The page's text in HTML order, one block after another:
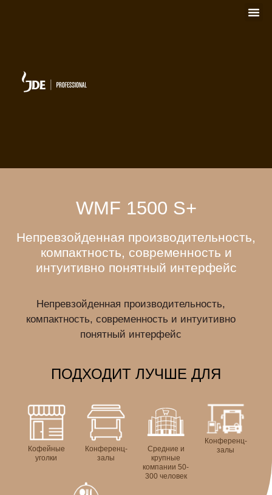
WMF 1500 S+
Непревзойденная производительность,
компактность, современность и
интуитивно понятный интерфейс
Непревзойденная производительность,
компактность, современность и интуитивно
понятный интерфейс
ПОДХОДИТ ЛУЧШЕ ДЛЯ
Кофейные
уголки
Конференц-
залы
Средние и
крупные
компании 50-
300 человек
Конференц-
залы